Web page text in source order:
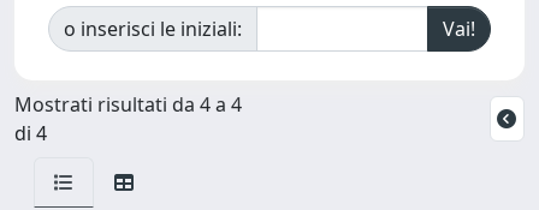
o inserisci le iniziali:
Mostrati risultati da 4 a 4
di 4